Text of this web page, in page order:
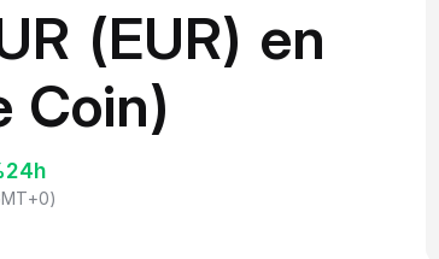
(EUR) en
Coin)
24h
)